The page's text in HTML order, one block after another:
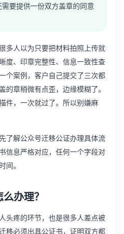
要提供一份双方盖章的同意
多人以为只要把材料拍照上传就
度、印章完整性、信息一致性查
个案例，客户自己提交了三次都
的章稍微有点歪，边缘模糊了。
件，一次就过了。所以别嫌麻
了解公众号迁移公证办理具体流
信息严格对应，任何一个字段对
间。
办理？
头疼的环节，也是很多人差点被
移必须出具公证书，证明双方都